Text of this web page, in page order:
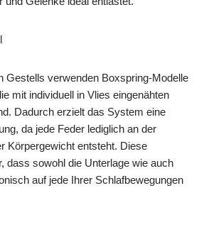
Gestells verwenden Boxspring-Modelle
mit individuell in Vlies eingenähten
Dadurch erzielt das System eine
da jede Feder lediglich an der
Körpergewicht entsteht. Diese
dass sowohl die Unterlage wie auch
auf jede Ihrer Schlafbewegungen